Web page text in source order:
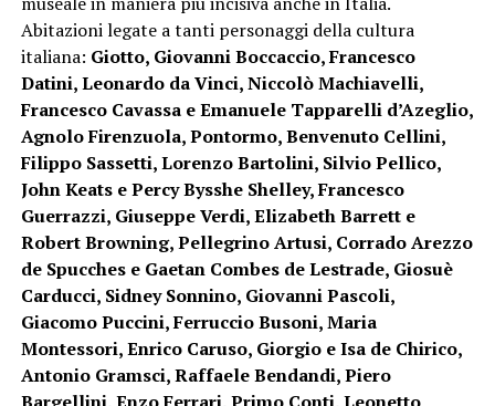
Abitazioni legate a tanti personaggi della cultura
italiana: Giotto, Giovanni Boccaccio, Francesco
Datini, Leonardo da Vinci, Niccolò Machiavelli,
Francesco Cavassa e Emanuele Tapparelli d’Azeglio,
Agnolo Firenzuola, Pontormo, Benvenuto Cellini,
Filippo Sassetti, Lorenzo Bartolini, Silvio Pellico,
John Keats e Percy Bysshe Shelley, Francesco
Guerrazzi, Giuseppe Verdi, Elizabeth Barrett e
Robert Browning, Pellegrino Artusi, Corrado Arezzo
de Spucches e Gaetan Combes de Lestrade, Giosuè
Carducci, Sidney Sonnino, Giovanni Pascoli,
Giacomo Puccini, Ferruccio Busoni, Maria
Montessori, Enrico Caruso, Giorgio e Isa de Chirico,
Antonio Gramsci, Raffaele Bendandi, Piero